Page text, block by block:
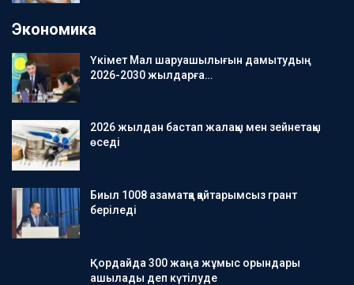
Экономика
Үкімет Мал шаруашылығын дамытудың
2026-2030 жылдарға…
2026 жылдан бастап жалақы мен зейнетақы
өседі
Биыл 1008 азаматқа қайтарымсыз грант
беріледі
Қордайда 300 жаңа жұмыс орындары
ашылады деп күтілуде